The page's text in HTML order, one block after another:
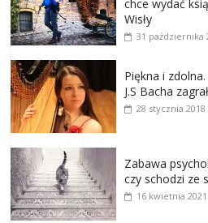
chce wydać
Wisły
31 października
Piękna i
J.S Bacha
28 stycznia 2018
Zabawa
czy schodzi ze
16 kwietnia 2021